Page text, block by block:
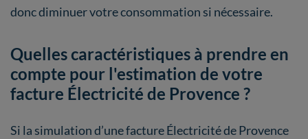
donc diminuer votre consommation si nécessaire.
Quelles caractéristiques à prendre en
compte pour l'estimation de votre
facture Électricité de Provence ?
Si la simulation d’une facture Électricité de Provence